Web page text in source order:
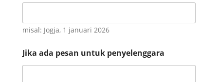
misal: Jogja, 1 januari 2026
Jika ada pesan untuk penyelenggara